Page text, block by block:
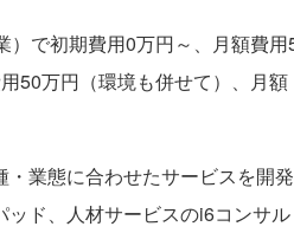
で初期費用0万円～、月額費用
50万円（環境も併せて）、月額
業態に合わせたサービスを開発
ド、人材サービスのi6コンサル